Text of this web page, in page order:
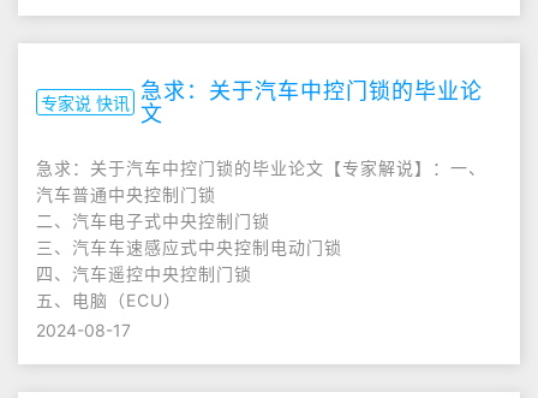
专家说 快讯 急求：关于汽车中控门锁的毕业论
文
急求：关于汽车中控门锁的毕业论文【专家解说】：一、
汽车普通中央控制门锁
二、汽车电子式中央控制门锁
三、汽车车速感应式中央控制电动门锁
四、汽车遥控中央控制门锁
五、电脑（ECU）
2024-08-17